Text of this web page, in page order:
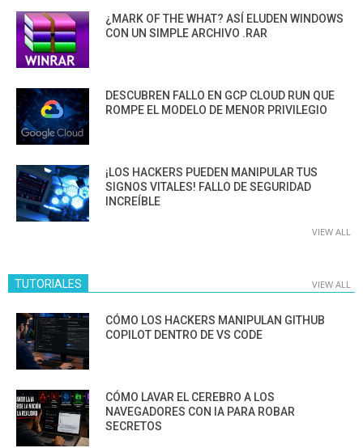
¿MARK OF THE WHAT? ASÍ ELUDEN WINDOWS
CON UN SIMPLE ARCHIVO .RAR
DESCUBREN FALLO EN GCP CLOUD RUN QUE
ROMPE EL MODELO DE MENOR PRIVILEGIO
¡LOS HACKERS PUEDEN MANIPULAR TUS
SIGNOS VITALES! FALLO DE SEGURIDAD
INCREÍBLE
VIEW ALL
TUTORIALES VIEW ALL
CÓMO LOS HACKERS MANIPULAN GITHUB
COPILOT DENTRO DE VS CODE
CÓMO LAVAR EL CEREBRO A LOS
NAVEGADORES CON IA PARA ROBAR
SECRETOS